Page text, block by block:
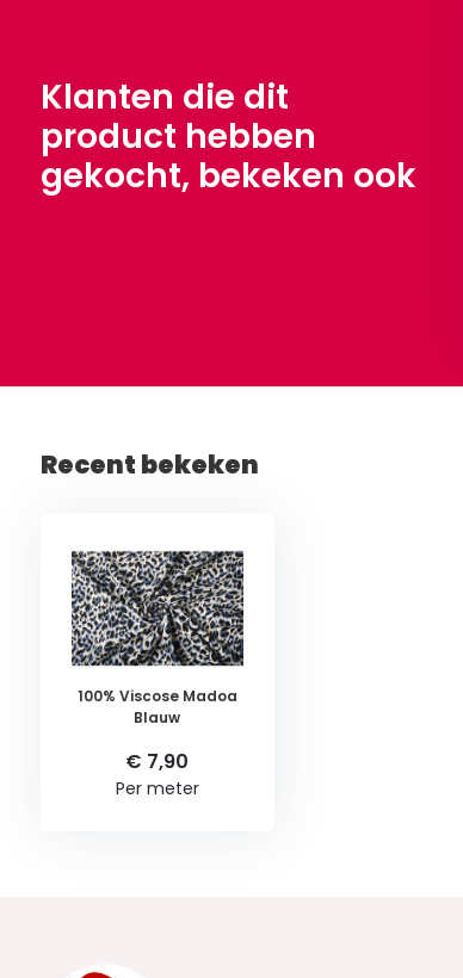
Klanten die dit
product hebben
gekocht, bekeken ook
€ 7,90
Recent bekeken
100% Viscose Madoa
Blauw
€ 7,90
Per meter